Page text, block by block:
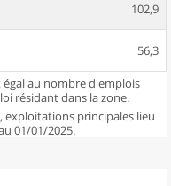
102,9
56,3
au nombre d'emplois
résidant dans la zone.
exploitations principales lieu
01/01/2025.